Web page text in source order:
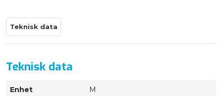
Teknisk data
Teknisk data
Enhet M